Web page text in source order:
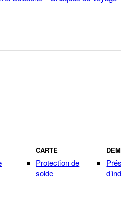
CARTE
Protection de
solde